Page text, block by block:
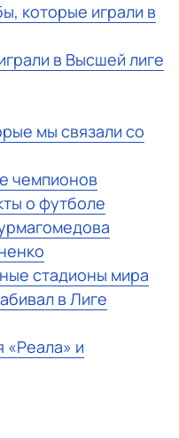
которые играли в
в Высшей лиге
мы связали со
чемпионов
о футболе
стадионы мира
в Лиге
«Реала» и